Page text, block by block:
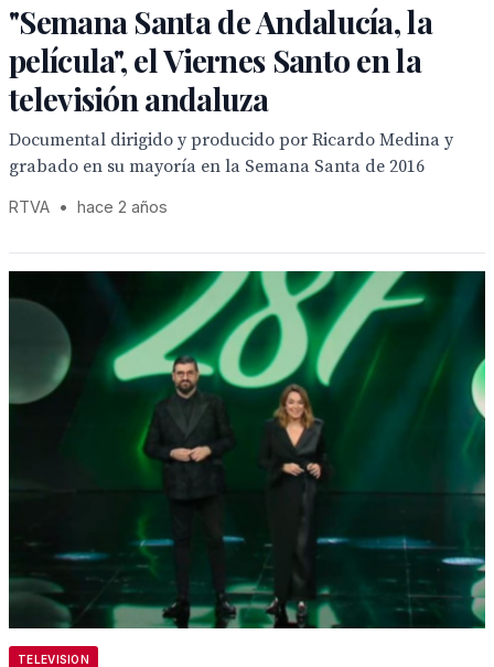
"Semana Santa de Andalucía, la
película", el Viernes Santo en la
televisión andaluza
Documental dirigido y producido por Ricardo Medina y
grabado en su mayoría en la Semana Santa de 2016
RTVA • hace 2 años
TELEVISION